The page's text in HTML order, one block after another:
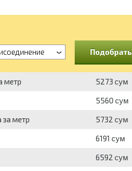
Подобрать
метр 5273 сум
5560 сум
метр 5732 сум
6191 сум
6592 сум